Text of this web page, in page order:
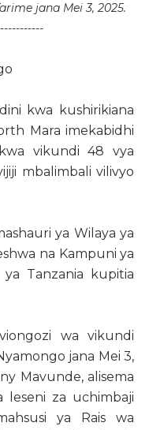
jana Mei 3, 2025.
kwa kushirikiana
Mara imekabidhi
vikundi 48 vya
mbalimbali vilivyo
ya Wilaya ya
na Kampuni ya
Tanzania kupitia
wa vikundi
jana Mei 3,
Mavunde, alisema
leseni za uchimbaji
ya Rais wa